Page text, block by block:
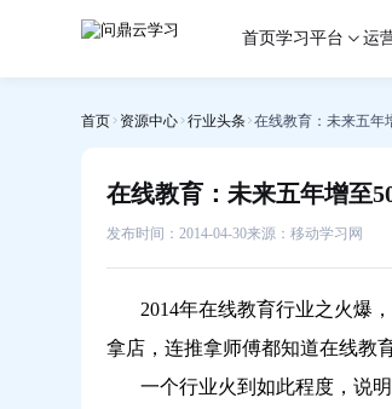
首页学习平台 运
首页 资源中心 行业头条 在线教育：未来五年
在线教育：未来五年增至
发布时间：2014-04-30来源：移动学习网
2014年在线教育行业之火爆，
拿店，连推拿师傅都知道在线教
一个行业火到如此程度，说